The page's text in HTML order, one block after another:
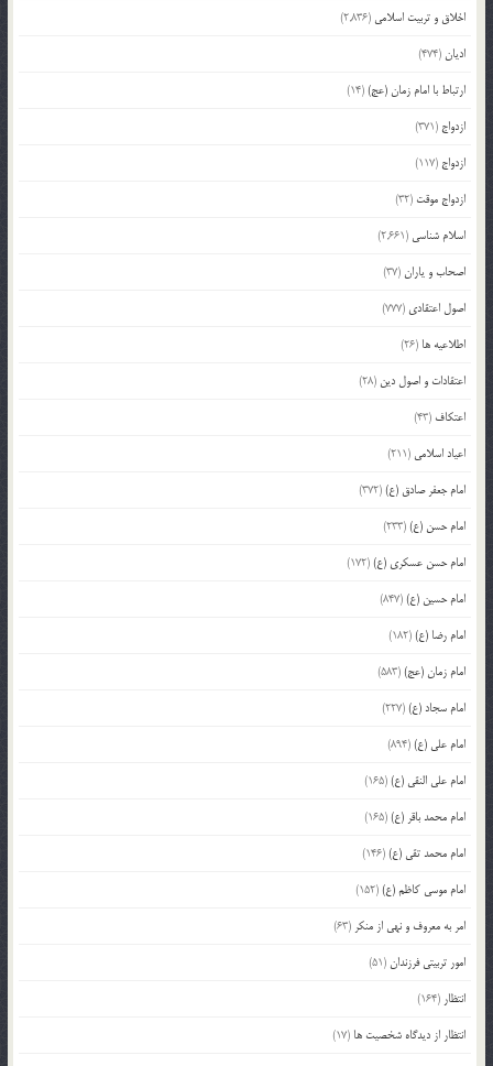
اخلاق و تربیت اسلامی (2,836)
ادیان(474)
ارتباط با امام زمان (عج)(14)
ازدواج (371)
ازدواج (117)
ازدواج موقت (32)
اسلام شناسی (2,661)
اصحاب و یاران(37)
اصول اعتقادی (777)
اطلاعیه ها (26)
اعتقادات و اصول دین (28)
اعتکاف (43)
اعیاد اسلامی (211)
امام جعفر صادق (ع)(372)
امام حسن (ع)(233)
امام حسن عسکری (ع)(172)
امام حسین (ع)(847)
امام رضا (ع)(182)
امام زمان (عج)(583)
امام سجاد (ع)(227)
امام علی (ع)(894)
امام علی النقی (ع)(165)
امام محمد باقر (ع)(165)
امام محمد تقی (ع)(146)
امام موسی کاظم (ع)(152)
امر به معروف و نهی از منکر (63)
امور تربیتی فرزندان(51)
انتظار (164)
انتظار از دیدگاه شخصیت ها (17)